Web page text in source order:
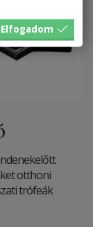
otthoni
​​trófeák
Elfogadom